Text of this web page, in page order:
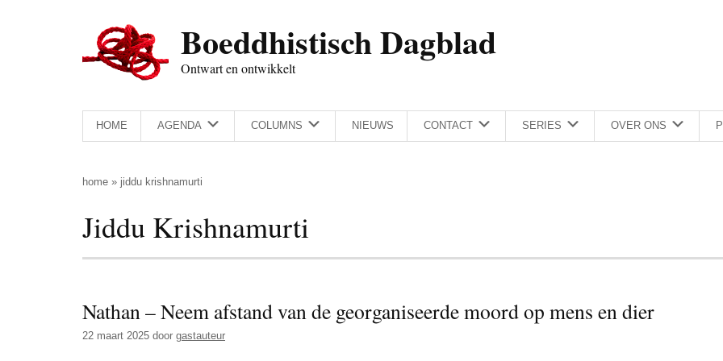
Boeddhistisch Dagblad
Ontwart en ontwikkelt
HOME AGENDA COLUMNS NIEUWS CONTACT SERIES OVER ONS
home » jiddu krishnamurti
Jiddu Krishnamurti
Nathan – Neem afstand van de georganiseerde moord op mens en dier
22 maart 2025 door gastauteur